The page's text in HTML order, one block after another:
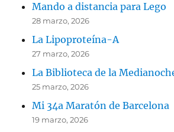
Mando a distancia para Lego
28 marzo, 2026
La Lipoproteína-A
27 marzo, 2026
La Biblioteca de la
25 marzo, 2026
Mi 34a Maratón de Barcelona
19 marzo, 2026